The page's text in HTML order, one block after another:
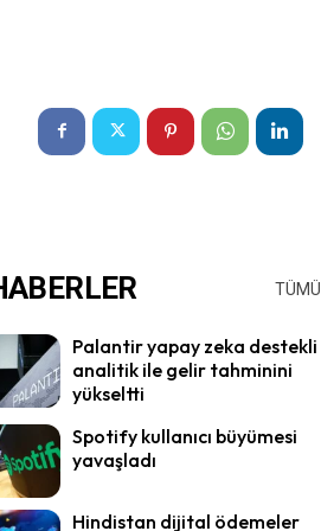
TÜMÜ
Palantir yapay zeka destekli
analitik ile gelir tahminini
yükseltti
Spotify kullanıcı büyümesi
yavaşladı
Hindistan dijital ödemeler